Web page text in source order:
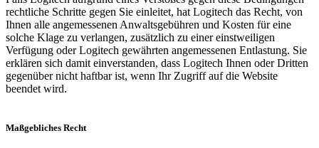
rechtliche Schritte gegen Sie einleitet, hat Logitech das Recht, von
Ihnen alle angemessenen Anwaltsgebühren und Kosten für eine
solche Klage zu verlangen, zusätzlich zu einer einstweiligen
Verfügung oder Logitech gewährten angemessenen Entlastung. Sie
erklären sich damit einverstanden, dass Logitech Ihnen oder Dritten
gegenüber nicht haftbar ist, wenn Ihr Zugriff auf die Website
beendet wird.
Maßgebliches Recht